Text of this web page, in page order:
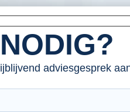
adviesgesprek